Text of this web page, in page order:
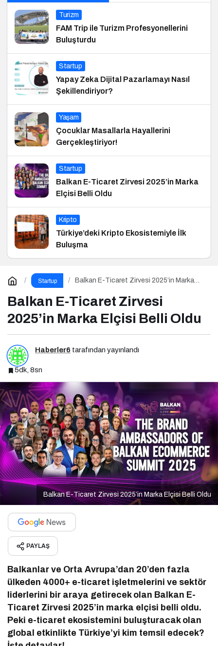
Turizm
FAM Trip ile Turizm Profesyonellerini
Buluşturdu
Startup
Yapay Zeka Dijital Pazarlamayı Nasıl
Şekillendiriyor?
Yaşam
Çocuklar Masallarla Hayallerini
Gerçekleştiriyor!
Startup
Balkan E-Ticaret Zirvesi 2025’in Marka
Elçisi Belli Oldu
Kripto
Türkiye’deki Kripto Ekosistemiyle İlk
Buluşma
Startup
Balkan E-Ticaret Zirvesi 2025’in Marka
Balkan E-Ticaret Zirvesi
2025’in Marka Elçisi Belli Oldu
Haberler6 tarafından yayınlandı
5dk, 8sn
Balkan E-Ticaret Zirvesi 2025’in Marka Elçisi Belli Oldu
PAYLAŞ
Balkanlar ve Orta Avrupa’dan 20’den fazla
ülkeden 4000+ e-ticaret işletmelerini ve sektör
liderlerini bir araya getirecek olan Balkan E-
Ticaret Zirvesi 2025’in marka elçisi belli oldu.
Peki e-ticaret ekosistemini buluşturacak olan
global etkinlikte Türkiye’yi kim temsil edecek?